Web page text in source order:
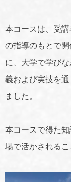
本コースは、受
の指導のもとで
に、大学で学び
義および実技を
ました。
本コースで得た
場で活かされるこ